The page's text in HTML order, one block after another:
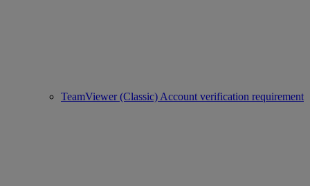
TeamViewer (Classic) Account verification requirement